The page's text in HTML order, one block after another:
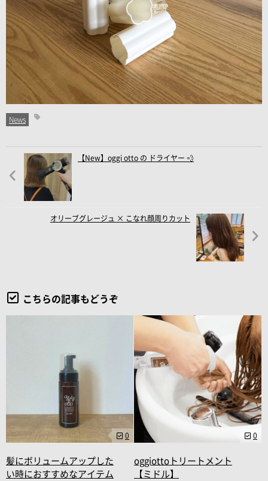
News
【New】oggi otto の ドライヤー 💨
オリーブグレージュ × こなれ顔周りカット
こちらの記事もどうぞ
0
髪にボリュームアップした
い時におすすめなアイテム
0
oggiottoトリートメント
【ミドル】